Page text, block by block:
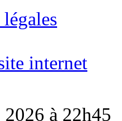
internet
à 22h45